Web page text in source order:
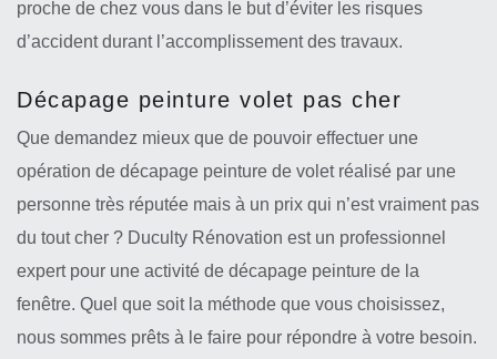
proche de chez vous dans le but d’éviter les risques
d’accident durant l’accomplissement des travaux.
Décapage peinture volet pas cher
Que demandez mieux que de pouvoir effectuer une
opération de décapage peinture de volet réalisé par une
personne très réputée mais à un prix qui n’est vraiment pas
du tout cher ? Duculty Rénovation est un professionnel
expert pour une activité de décapage peinture de la
fenêtre. Quel que soit la méthode que vous choisissez,
nous sommes prêts à le faire pour répondre à votre besoin.